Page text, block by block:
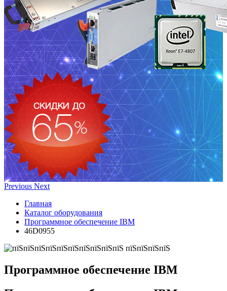
Previous Next
Главная
Каталог оборудования
Программное обеспечение IBM
46D0955
Программное обеспечение IBM